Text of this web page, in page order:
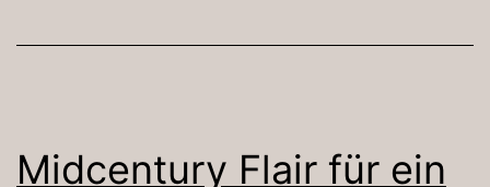
Midcentury Flair für ein